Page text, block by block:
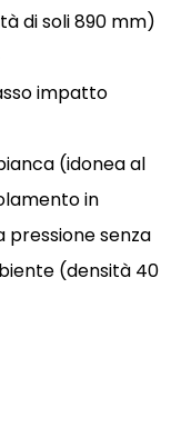
di soli 890 mm)
impatto
(idonea al
in
senza
(densità 40